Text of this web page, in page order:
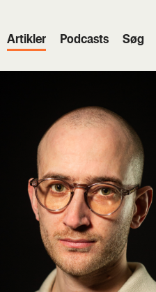
Artik­ler Podcasts Søg